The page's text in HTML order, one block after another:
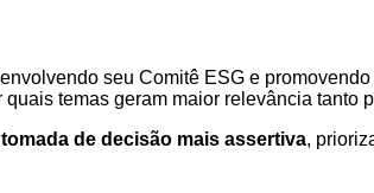
seu Comitê ESG e
temas geram maior relevância tanto
tomada de decisão mais assertiva,